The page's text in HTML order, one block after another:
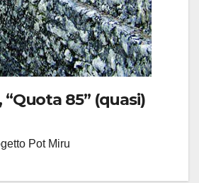
85” (quasi)
Pot Miru